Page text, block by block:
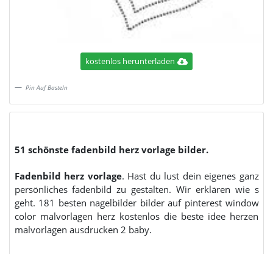
kostenlos herunterladen
Pin Auf Basteln
51 schönste fadenbild herz vorlage bilder.
Fadenbild herz vorlage. Hast du lust dein eigenes ganz
persönliches fadenbild zu gestalten. Wir erklären wie s
geht. 181 besten nagelbilder bilder auf pinterest window
color malvorlagen herz kostenlos die beste idee herzen
malvorlagen ausdrucken 2 baby.